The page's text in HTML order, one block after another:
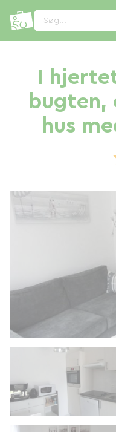
Søg...
I
hus
CCookie-styringspanel